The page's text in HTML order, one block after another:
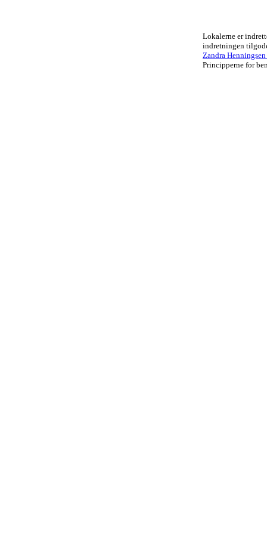
Lokalerne er
indretningen
Zandra Henningsen
Principperne for